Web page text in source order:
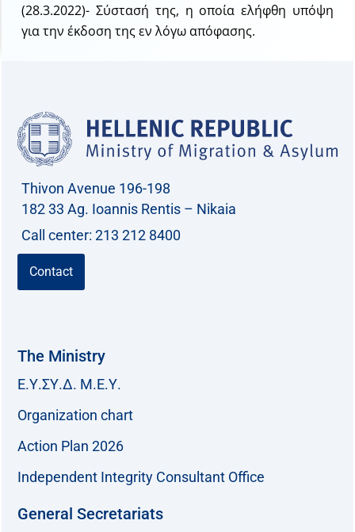
(28.3.2022)- Σύστασή της, η οποία ελήφθη υπόψη
για την έκδοση της εν λόγω απόφασης.
Thivon Avenue 196-198
182 33 Ag. Ioannis Rentis – Nikaia
Call center: 213 212 8400
Contact
The Ministry
Ε.Υ.ΣΥ.Δ. Μ.Ε.Υ.
Organization chart
Action Plan 2026
Independent Integrity Consultant Office
General Secretariats